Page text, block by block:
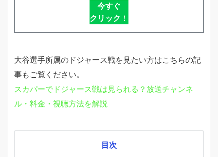
今すぐ
クリック ！
大谷選手所属のドジャース戦を見たい方はこちらの記
事もご覧ください。
スカパーでドジャース戦は見られる？放送チャンネ
ル・料金・視聴方法を解説
目次